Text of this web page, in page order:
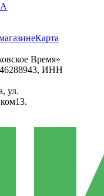
Карта
Время»
ИНН
ул.